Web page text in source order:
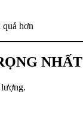
NHẤT